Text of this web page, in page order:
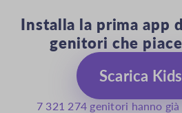
Installa la prima app
genitori che
Scarica
7 321 274 genitori hanno